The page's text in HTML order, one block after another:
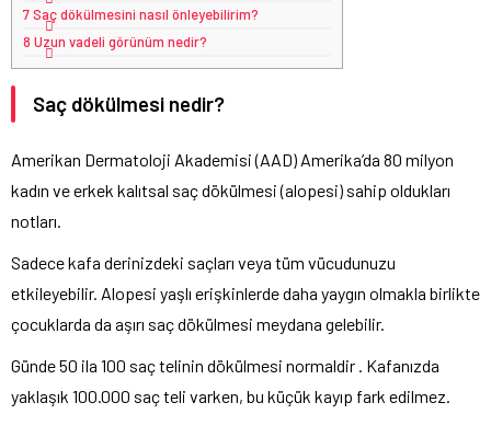
7Saç dökülmesini nasıl önleyebilirim?
8 Uzun vadeli görünüm nedir?
Saç dökülmesi nedir?
Amerikan Dermatoloji Akademisi (AAD) Amerika’da 80 milyon
kadın ve erkek kalıtsal saç dökülmesi (alopesi) sahip oldukları
notları.
Sadece kafa derinizdeki saçları veya tüm vücudunuzu
etkileyebilir. Alopesi yaşlı erişkinlerde daha yaygın olmakla birlikte
çocuklarda da aşırı saç dökülmesi meydana gelebilir.
Günde 50 ila 100 saç telinin dökülmesi normaldir . Kafanızda
yaklaşık 100.000 saç teli varken, bu küçük kayıp fark edilmez.